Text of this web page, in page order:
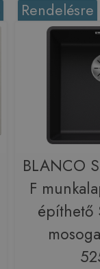
Rendelésre
BLANCO
F
építhető